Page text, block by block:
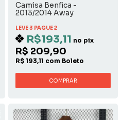
Camisa Benfica -
2013/2014 Away
LEVE 3 PAGUE 2
R$193,11 no pix
R$ 209,90
R$ 193,11 com Boleto
COMPRAR